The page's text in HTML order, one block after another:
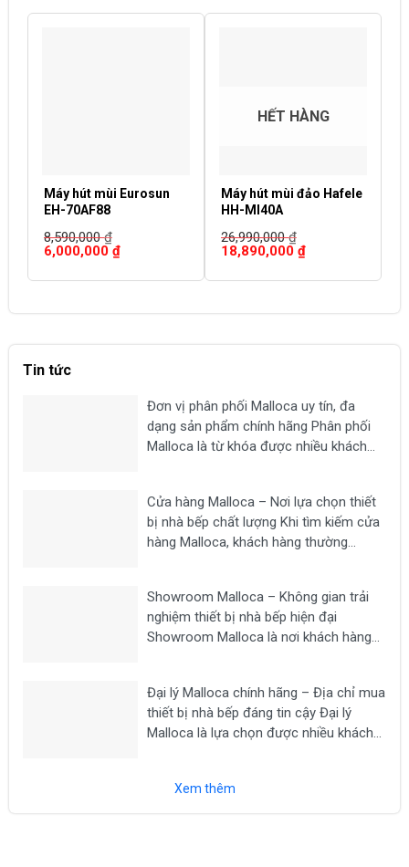
Máy hút mùi Eurosun
EH-70AF88
8,590,000₫
Giá
gốc
là:
6,000,000 ₫Giá
tại
HẾT HÀNG
Máy hút mùi đảo Hafele
HH-MI40A
26,990,000₫
Giá
gốc
là:
18,890,000 ₫Giá
tại
Tin tức
Đơn vị phân phối Malloca uy tín, đa
dạng sản phẩm chính hãng Phân phối
Malloca là từ khóa được nhiều khách
máy hút mùi, lò nướng,...
Cửa hàng Malloca – Nơi lựa chọn thiết
bị nhà bếp chất lượng Khi tìm kiếm cửa
hàng Malloca, khách hàng thường
như bếp từ, máy hút...
Showroom Malloca – Không gian trải
nghiệm thiết bị nhà bếp hiện đại
Showroom Malloca là nơi khách hàng
máy hút mùi, lò nướng, lò vi sóng, máy...
Đại lý Malloca chính hãng – Địa chỉ mua
thiết bị nhà bếp đáng tin cậy Đại lý
Malloca là lựa chọn được nhiều khách
máy hút...
Xem thêm